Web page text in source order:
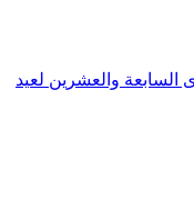
السابعة والعشرين لعيد